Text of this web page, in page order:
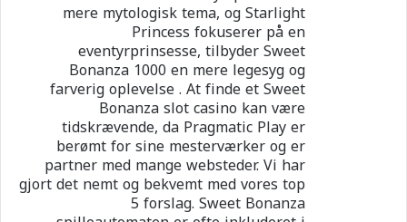
mere mytologisk tema, og Starlight
Princess fokuserer på en
eventyrprinsesse, tilbyder Sweet
Bonanza 1000 en mere legesyg og
farverig oplevelse . At finde et Sweet
Bonanza slot casino kan være
tidskrævende, da Pragmatic Play er
berømt for sine mesterværker og er
partner med mange websteder. Vi har
gjort det nemt og bekvemt med vores top
5 forslag. Sweet Bonanza